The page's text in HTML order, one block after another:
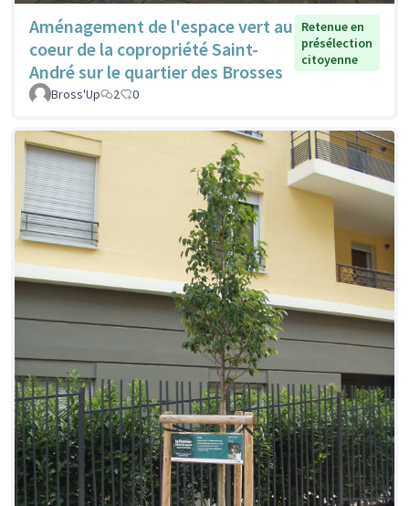
Aménagement de l'espace vert au
coeur de la copropriété Saint-
André sur le quartier des Brosses
Retenue en
présélection
citoyenne
Bross'Up 2 0